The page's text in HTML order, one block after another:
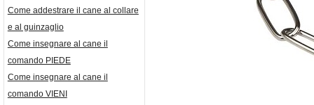
Come addestrare il cane al collare
e al guinzaglio
Come insegnare al cane il
comando PIEDE
Come insegnare al cane il
comando VIENI